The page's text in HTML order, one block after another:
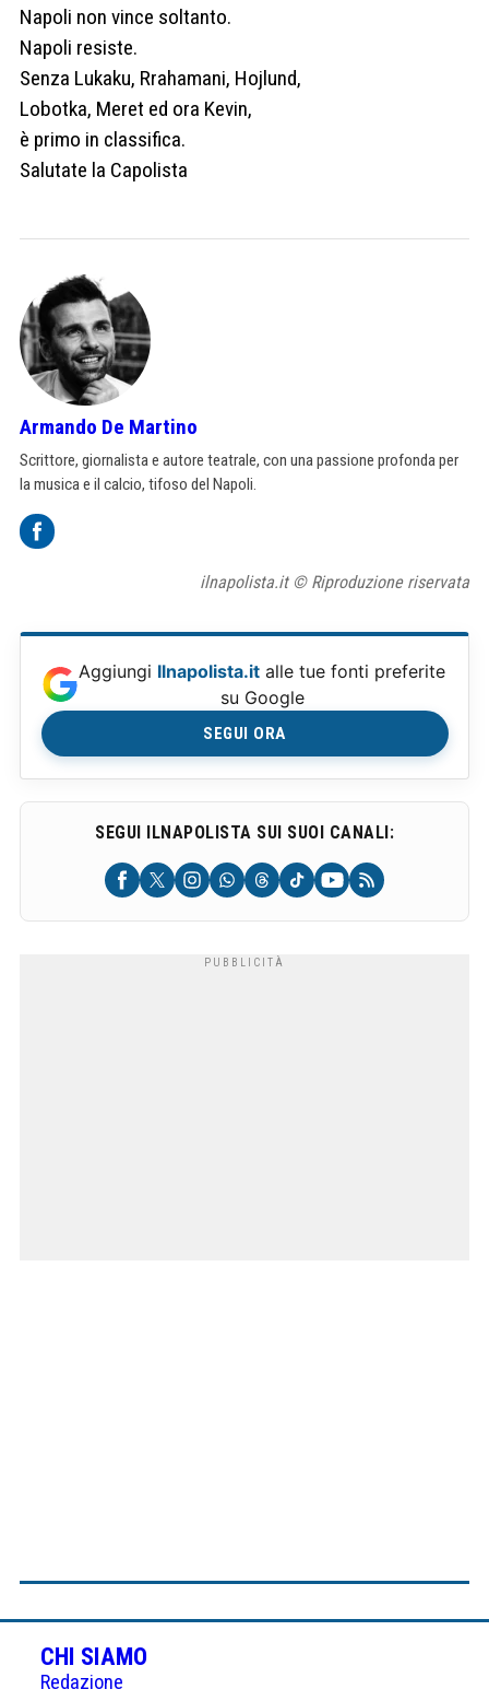
Napoli non vince soltanto.
Napoli resiste.
Senza Lukaku, Rrahamani, Hojlund,
Lobotka, Meret ed ora Kevin,
è primo in classifica.
Salutate la Capolista
Armando De Martino
Scrittore, giornalista e autore teatrale, con una passione profonda per
la musica e il calcio, tifoso del Napoli.
ilnapolista.it © Riproduzione riservata
Aggiungi Ilnapolista.it alle tue fonti preferite
su Google
SEGUI ORA
SEGUI ILNAPOLISTA SUI SUOI CANALI:
CHI SIAMO
Redazione